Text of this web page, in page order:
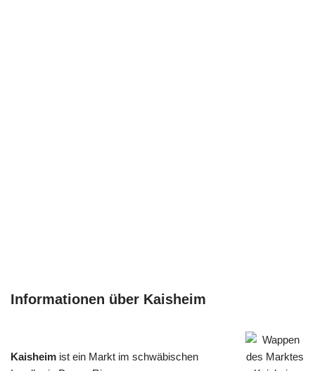
Informationen über Kaisheim
Kaisheim ist ein Markt im schwäbischen